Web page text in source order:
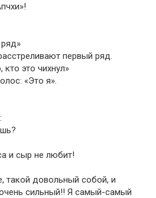
первый ряд.
это чихнул»
«Это я».
и сыр не любит!
такой довольный собой, и
сильный!! Я самый-самый